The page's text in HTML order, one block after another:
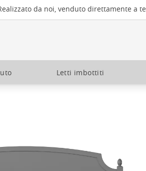
da noi, venduto direttamente a te
Letti imbottiti